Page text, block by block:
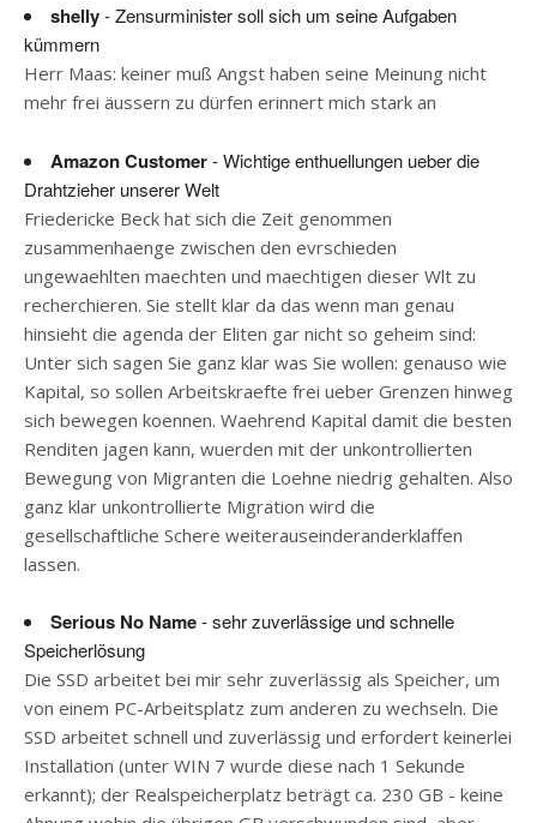
shelly- Zensurminister soll sich um seine Aufgaben
kümmern
Herr Maas: keiner muß Angst haben seine Meinung nicht
mehr frei äussern zu dürfen erinnert mich stark an
Amazon Customer- Wichtige enthuellungen ueber die
Drahtzieher unserer Welt
Friedericke Beck hat sich die Zeit genommen
zusammenhaenge zwischen den evrschieden
ungewaehlten maechten und maechtigen dieser Wlt zu
recherchieren. Sie stellt klar da das wenn man genau
hinsieht die agenda der Eliten gar nicht so geheim sind:
Unter sich sagen Sie ganz klar was Sie wollen: genauso wie
Kapital, so sollen Arbeitskraefte frei ueber Grenzen hinweg
sich bewegen koennen. Waehrend Kapital damit die besten
Renditen jagen kann, wuerden mit der unkontrollierten
Bewegung von Migranten die Loehne niedrig gehalten. Also
ganz klar unkontrollierte Migration wird die
gesellschaftliche Schere weiterauseinderanderklaffen
lassen.
Serious No Name- sehr zuverlässige und schnelle
Speicherlösung
Die SSD arbeitet bei mir sehr zuverlässig als Speicher, um
von einem PC-Arbeitsplatz zum anderen zu wechseln. Die
SSD arbeitet schnell und zuverlässig und erfordert keinerlei
Installation (unter WIN 7 wurde diese nach 1 Sekunde
erkannt); der Realspeicherplatz beträgt ca. 230 GB - keine